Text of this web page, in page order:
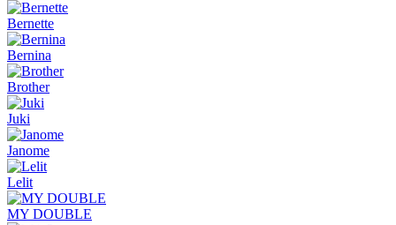
Bernette
Bernina
Brother
Juki
Janome
Lelit
MY DOUBLE